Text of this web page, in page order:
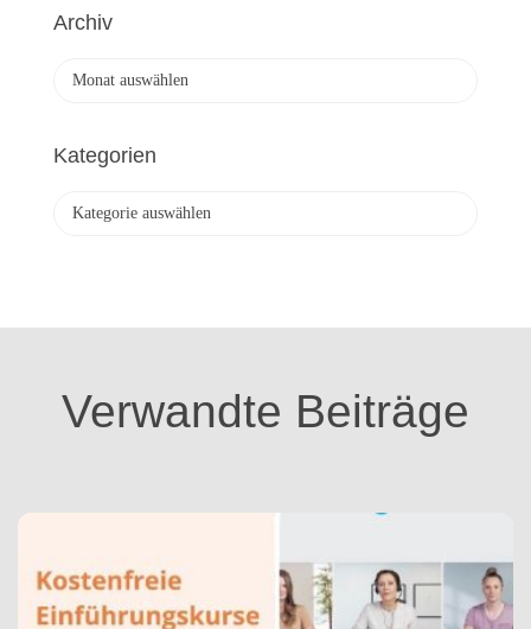
Archiv
h
Kategorien
o
Verwandte Beiträge